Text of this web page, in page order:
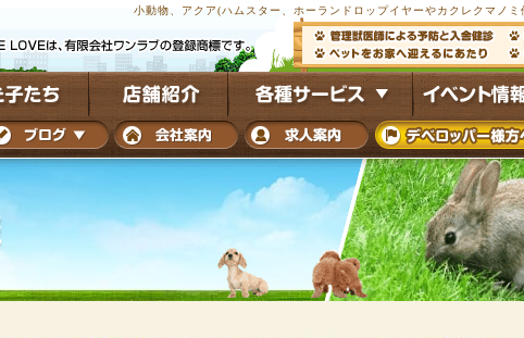
小動物、アクア(ハムスター、ホーランドロップイヤーやカクレクマノ